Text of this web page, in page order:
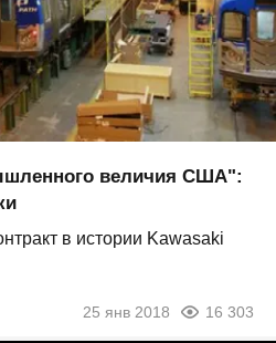
величия США":
в истории Kawasaki
25 янв 2018 16 303